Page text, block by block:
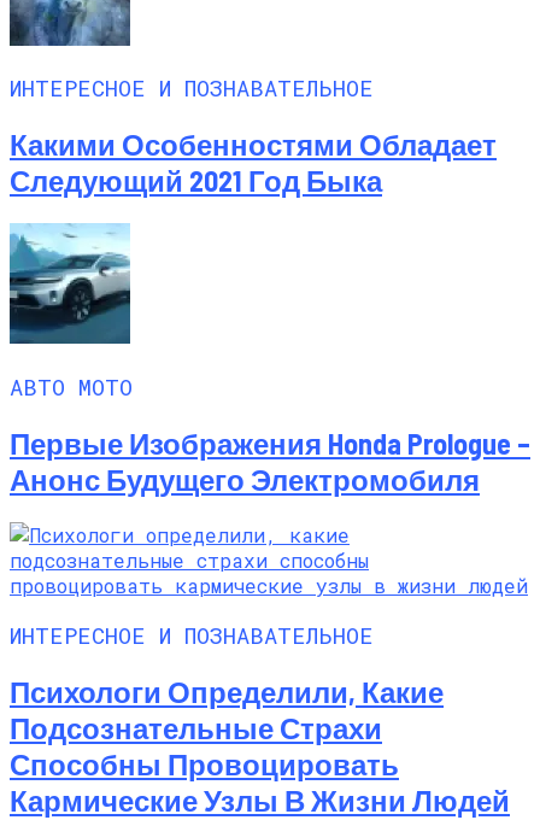
ИНТЕРЕСНОЕ И ПОЗНАВАТЕЛЬНОЕ
Какими Особенностями Обладает
Следующий 2021 Год Быка
АВТО МОТО
Первые Изображения Honda Prologue –
Анонс Будущего Электромобиля
ИНТЕРЕСНОЕ И ПОЗНАВАТЕЛЬНОЕ
Психологи Определили, Какие
Подсознательные Страхи
Способны Провоцировать
Кармические Узлы В Жизни Людей